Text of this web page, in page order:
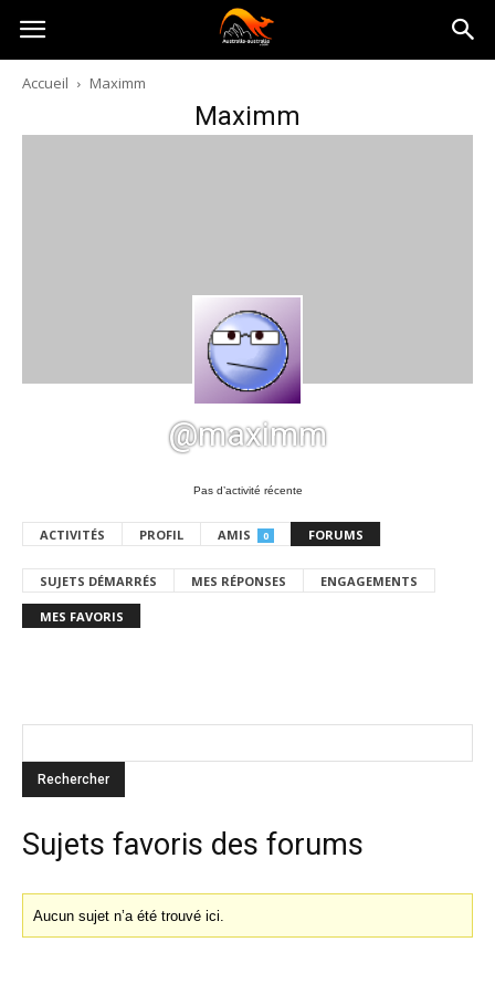
Australia-
australie.com
Accueil Maximm
Maximm
@maximm
Pas d’activité récente
ACTIVITÉS PROFIL AMIS 0 FORUMS
SUJETS DÉMARRÉS MES RÉPONSES ENGAGEMENTS
MES FAVORIS
Sujets favoris des forums
Aucun sujet n’a été trouvé ici.